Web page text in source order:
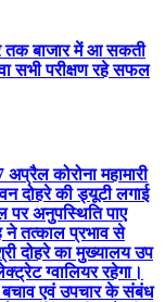
तक बाजार में आ सकती
सभी परीक्षण रहे सफल
कोरोना महामारी
दोहरे की ड्यूटी लगाई
पर अनुपस्थिति पाए
ने तत्काल प्रभाव से
दोहरे का मुख्यालय उप
ग्वालियर रहेगा।
बचाव एवं उपचार के संबंध